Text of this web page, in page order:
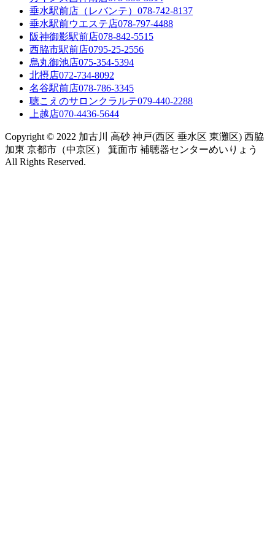
垂水駅前店（レバンテ） 078-742-8137
垂水駅前ウエステ店078-797-4488
阪神御影駅前店078-842-5515
西脇市駅前店0795-25-2556
烏丸御池店075-354-5394
北摂店072-734-8092
名谷駅前店078-786-3345
聴こえのサロンクラルテ079-440-2288
上越店070-4436-5644
Copyright © 2022 加古川 高砂 神戸(西区 垂水区 東灘区) 西脇
加東 京都市（中京区） 箕面市 補聴器センターめいりょう
All Rights Reserved.